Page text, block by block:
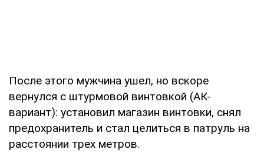
После этого мужчина ушел, но вскоре
вернулся с штурмовой винтовкой (АК-
вариант): установил магазин винтовки, снял
предохранитель и стал целиться в патруль на
расстоянии трех метров.